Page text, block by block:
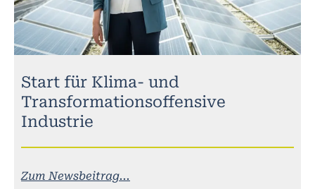
Start für Klima- und
Transformationsoffensive
Industrie
Zum Newsbeitrag...